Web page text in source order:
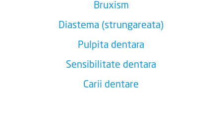
Bruxism
Diastema (strungareata)
Pulpita dentara
Sensibilitate dentara
Carii dentare